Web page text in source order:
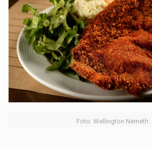
Foto: Wellington Nemeth